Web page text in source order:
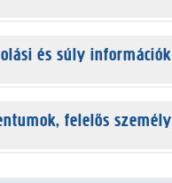
és súly információk
felelős személy